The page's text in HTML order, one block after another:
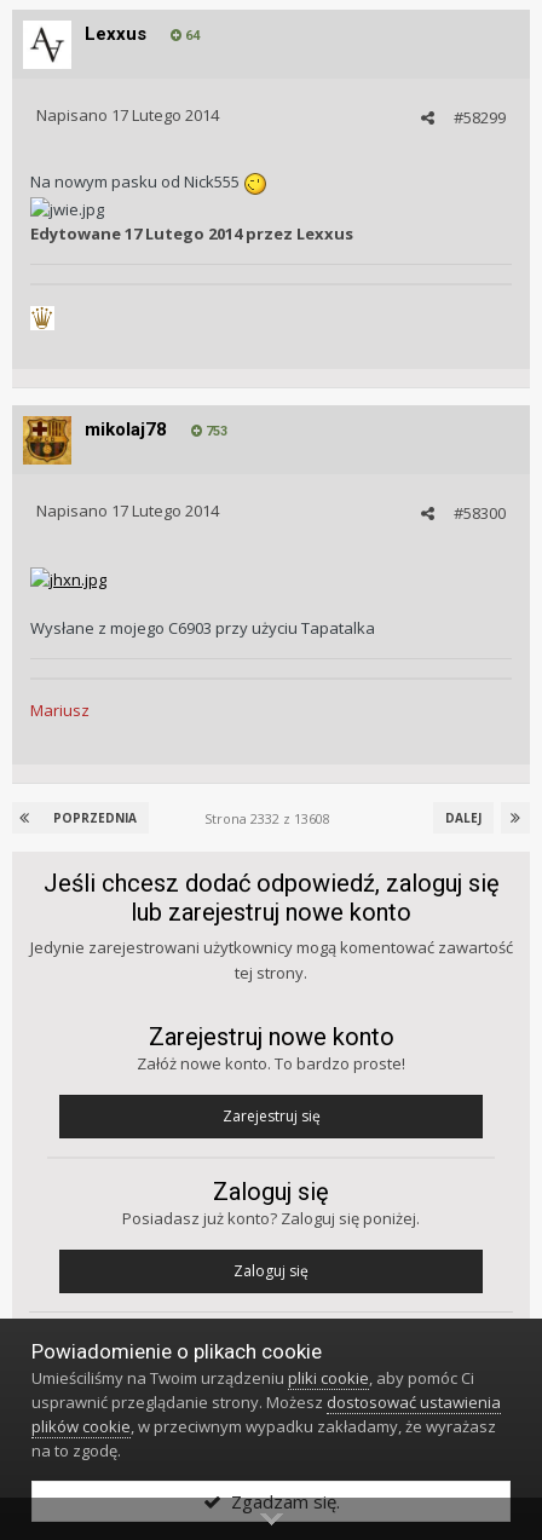
Lexxus 64
#58299
Napisano 17 Lutego 2014
Na nowym pasku od Nick555
Edytowane17 Lutego 2014przez Lexxus
mikolaj78 753
#58300
Napisano 17 Lutego 2014
Wysłane z mojego C6903 przy użyciu Tapatalka
Mariusz
POPRZEDNIA DALEJ
Strona 2332 z 13608
Jeśli chcesz dodać odpowiedź, zaloguj się
lub zarejestruj nowe konto
Jedynie zarejestrowani użytkownicy mogą komentować zawartość
tej strony.
Zarejestruj nowe konto
Załóż nowe konto. To bardzo proste!
Zarejestruj się
Zaloguj się
Posiadasz już konto? Zaloguj się poniżej.
Zaloguj się
Obserwujący
PRZEJDŹ DO LISTY TEMATÓW
Powiadomienie o plikach cookie
Umieściliśmy na Twoim urządzeniupliki cookie, aby pomóc Ci
usprawnić przeglądanie strony. Możesz dostosować ustawienia
plików cookie, w przeciwnym wypadku zakładamy, że wyrażasz
na to zgodę.
Zgadzam się.